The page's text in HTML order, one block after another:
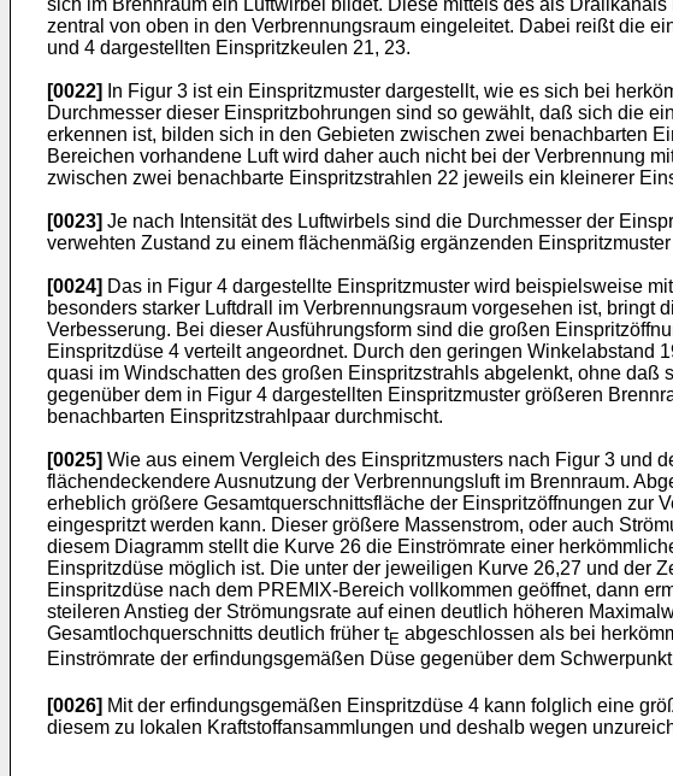
sich im Brennraum ein Luftwirbel bildet. Diese mittels des als
zentral von oben in den Verbrennungsraum eingeleitet. Dabei reißt die
und 4 dargestellten Einspritzkeulen 21, 23.
[0022]
In Figur 3 ist ein Einspritzmuster dargestellt, wie es sich bei
Durchmesser dieser Einspritzbohrungen sind so gewählt, daß sich die
erkennen ist, bilden sich in den Gebieten zwischen zwei benachbarten
Bereichen vorhandene Luft wird daher auch nicht bei der Verbrennung
zwischen zwei benachbarte Einspritzstrahlen 22 jeweils ein kleinerer
[0023] Je nach Intensität des Luftwirbels sind die Durchmesser der
verwehten Zustand zu einem flächenmäßig ergänzenden
[0024] Das in Figur 4 dargestellte Einspritzmuster wird beispielsweise
besonders starker Luftdrall im Verbrennungsraum vorgesehen ist,
Verbesserung. Bei dieser Ausführungsform sind die großen
Einspritzdüse 4 verteilt angeordnet. Durch den geringen Winkelabstand
quasi im Windschatten des großen Einspritzstrahls abgelenkt, ohne
gegenüber dem in Figur 4 dargestellten Einspritzmuster größeren
benachbarten Einspritzstrahlpaar durchmischt.
[0025] Wie aus einem Vergleich des Einspritzmusters nach Figur 3 und
flächendeckendere Ausnutzung der Verbrennungsluft im Brennraum.
erheblich größere Gesamtquerschnittsfläche der Einspritzöffnungen zur
eingespritzt werden kann. Dieser größere Massenstrom, oder auch
diesem Diagramm stellt die Kurve 26 die Einströmrate einer
Einspritzdüse möglich ist. Die unter der jeweiligen Kurve 26,27 und der
Einspritzdüse nach dem PREMIX-Bereich vollkommen geöffnet, dann
steileren Anstieg der Strömungsrate auf einen deutlich höheren
Gesamtlochquerschnitts deutlich früher tE abgeschlossen als bei
Einströmrate der erfindungsgemäßen Düse gegenüber dem
[0026] Mit der erfindungsgemäßen Einspritzdüse 4 kann folglich eine
diesem zu lokalen Kraftstoffansammlungen und deshalb wegen